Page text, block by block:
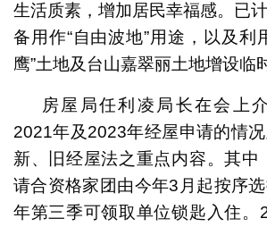
生活质素，增加居民幸福感。已
备用作“自由波地”用途，以及利
鹰”土地及台山嘉翠丽土地增设临
房屋局任利凌局长在会上
2021年及2023年经屋申请的情
新、旧经屋法之重点内容。其中
请合资格家团由今年3月起按序
年第三季可领取单位锁匙入住。